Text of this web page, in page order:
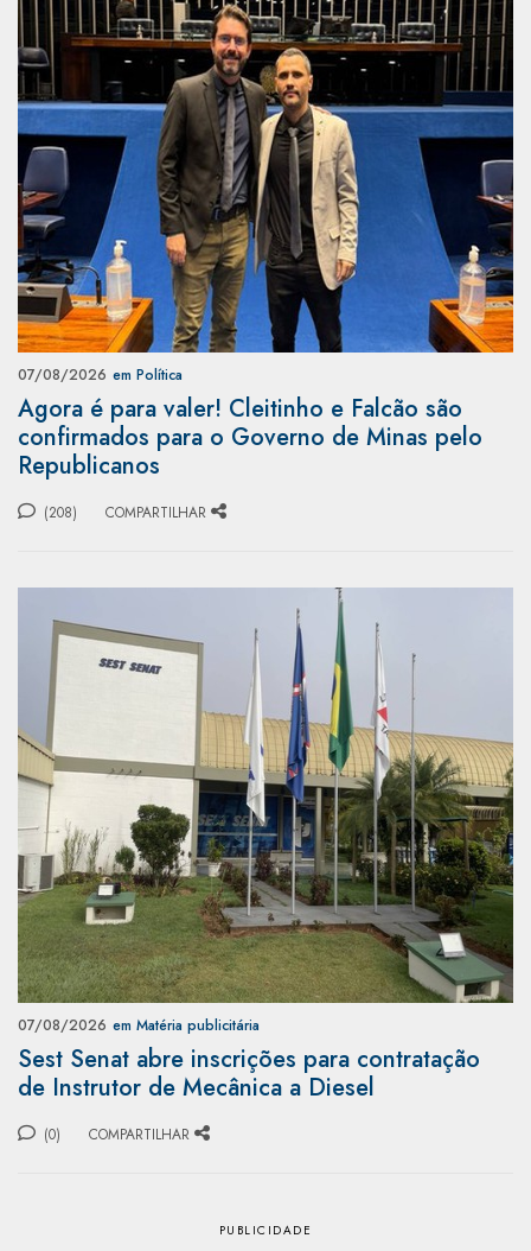
07/08/2026 em Política
Agora é para valer! Cleitinho e Falcão são
confirmados para o Governo de Minas pelo
Republicanos
(208) COMPARTILHAR
07/08/2026 em Matéria publicitária
Sest Senat abre inscrições para contratação
de Instrutor de Mecânica a Diesel
(0) COMPARTILHAR